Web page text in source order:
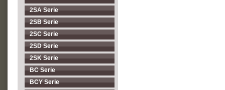
2SA Serie
2SB Serie
2SC Serie
2SD Serie
2SK Serie
BC Serie
BCY Serie